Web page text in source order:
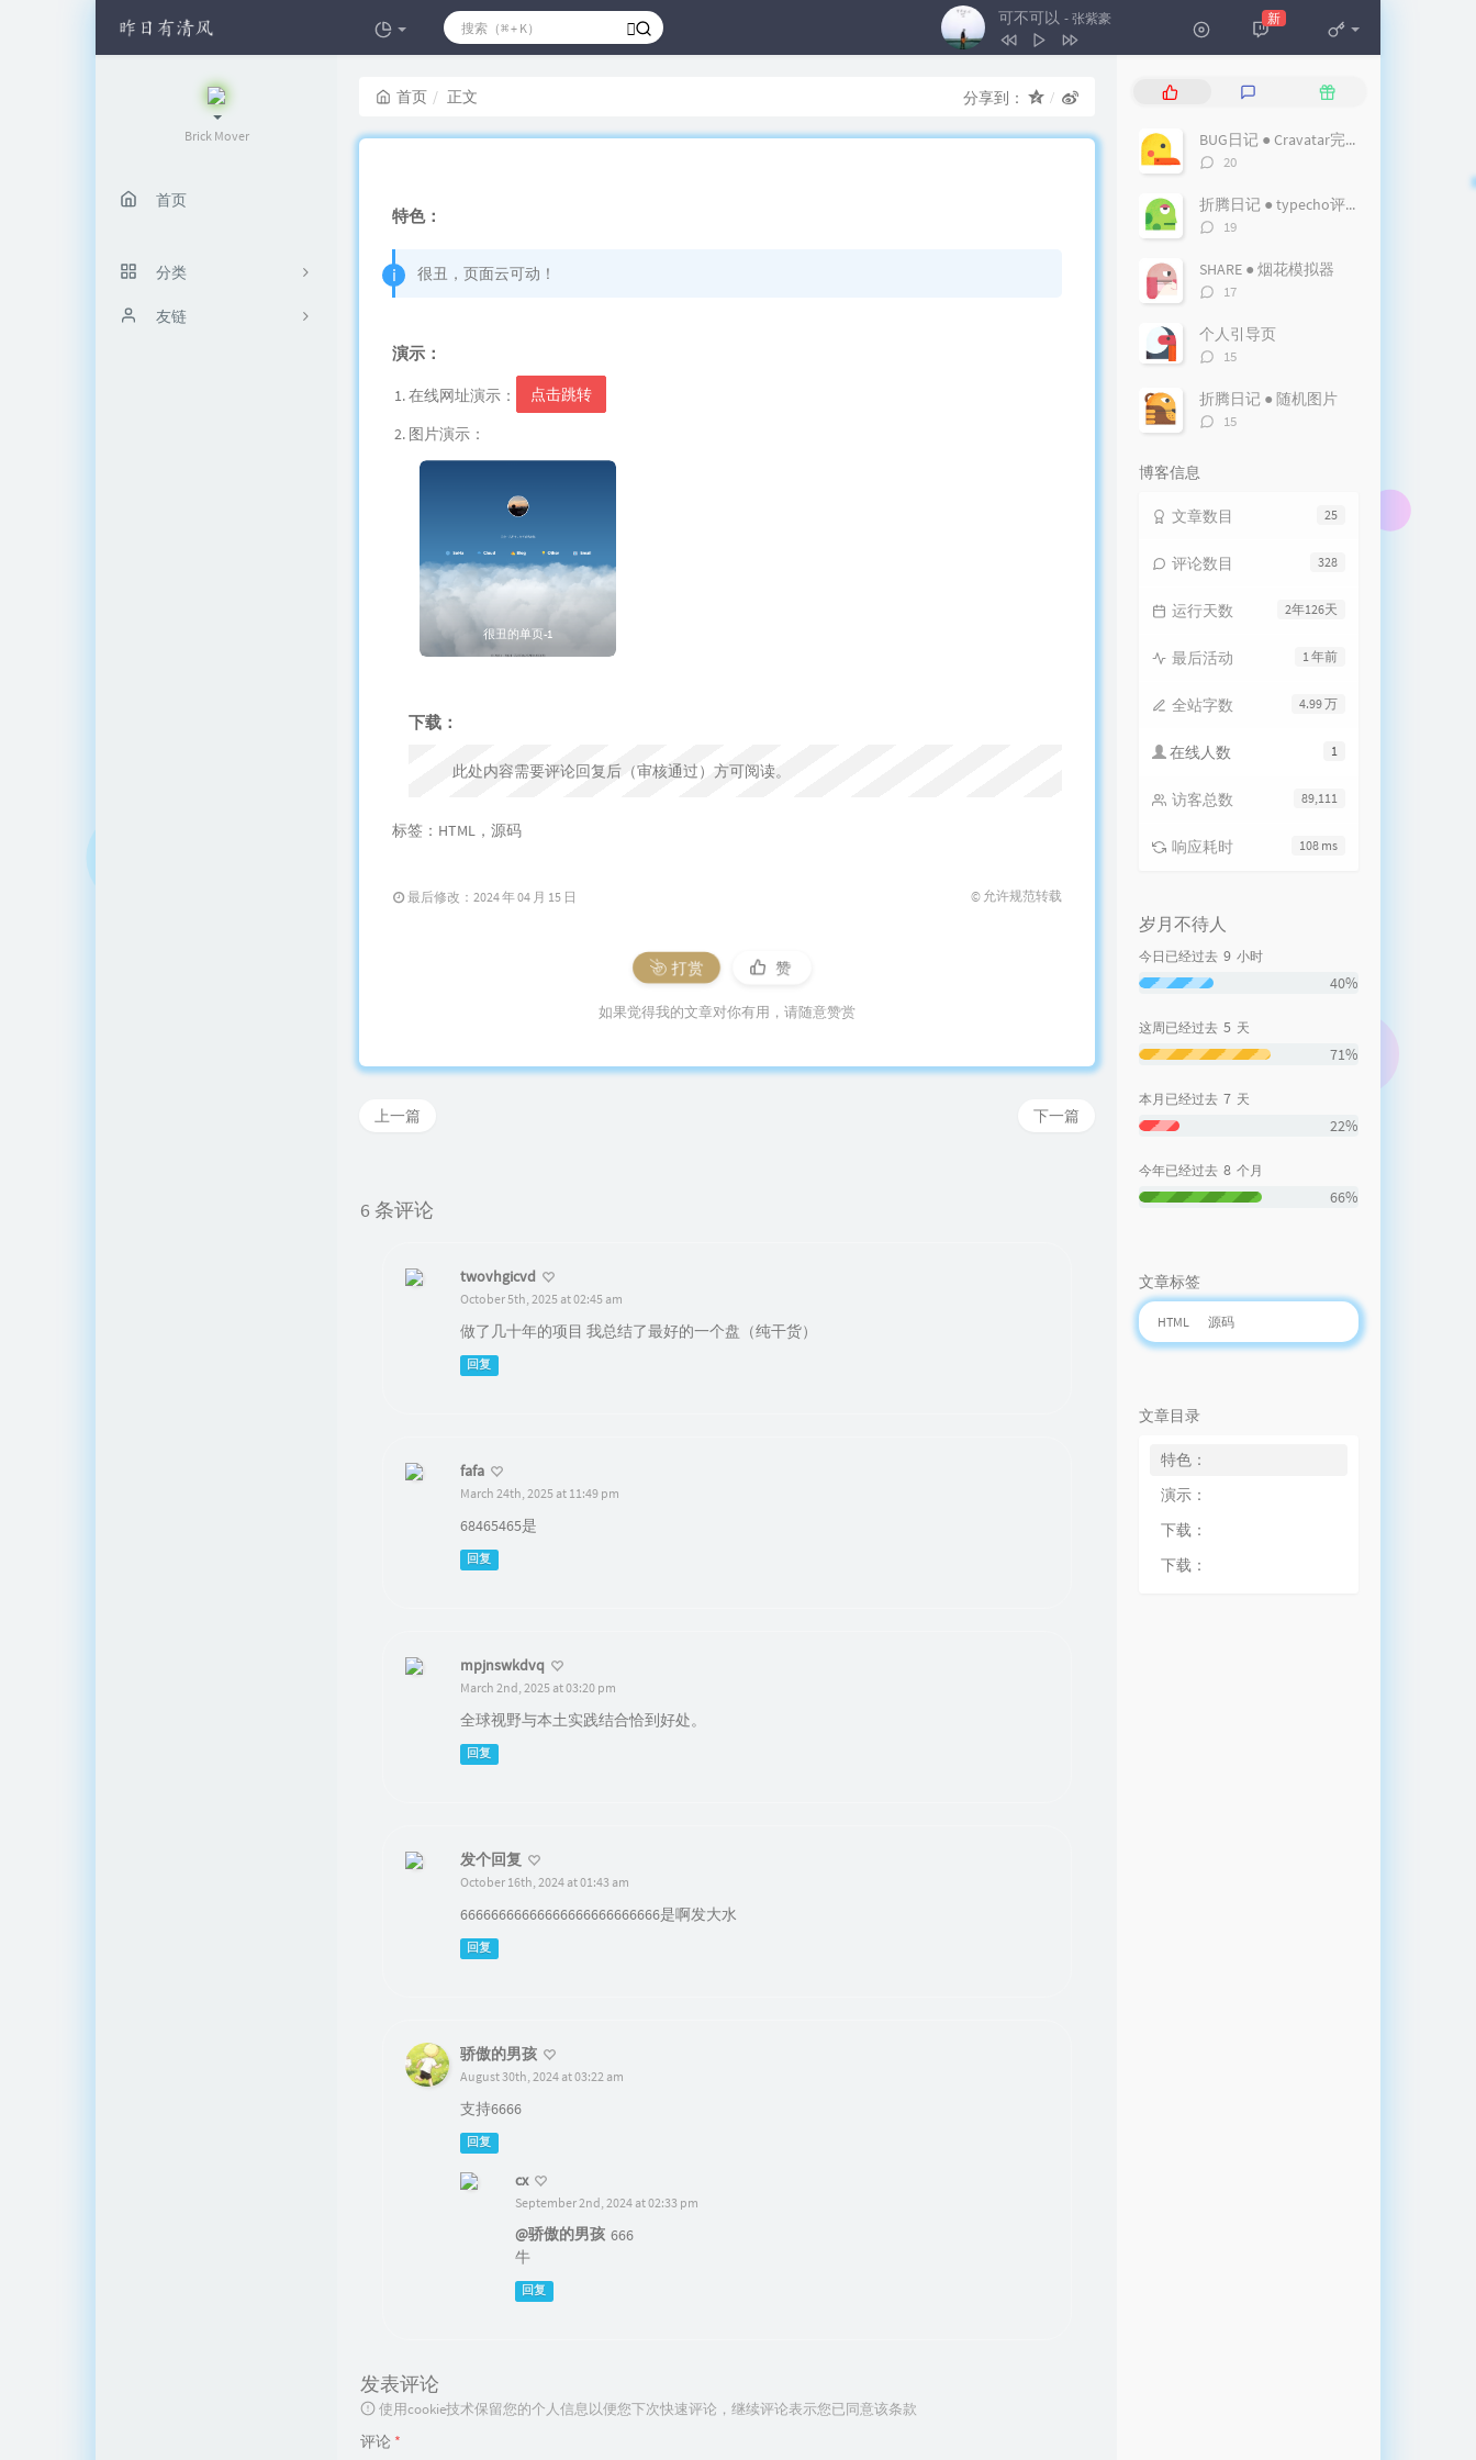
可不可以 - 张紫豪
2 云烟成雨 房东的猫
4 起风了 冯沁苑(买辣椒也用券)
5 纸短情长 烟把儿
暗杠
隔壁老樊
唐语鸣 / Wya乌鸦
林俊呈
任然
新
Brick Mover
首页
分类
胡言乱语
友链
首页 正文 分享到：
特色：
很丑，页面云可动！
演示：
在线网址演示：
点击跳转
图片演示：
很丑的单页-1
下载：
此处内容需要评论回复后（审核通过）方可阅读。
标签： HTML ， 源码
最后修改：2024 年 04 月 15 日 © 允许规范转载
打赏 赞
如果觉得我的文章对你有用，请随意赞赏
下一篇
上一篇
6 条评论
twovhgicvd
October 5th, 2025 at 02:45 am
做了几十年的项目 我总结了最好的一个盘（纯干货）
回复
fafa
March 24th, 2025 at 11:49 pm
68465465是
回复
mpjnswkdvq
March 2nd, 2025 at 03:20 pm
全球视野与本土实践结合恰到好处。
回复
发个回复
October 16th, 2024 at 01:43 am
66666666666666666666666666是啊发大水
回复
骄傲的男孩
August 30th, 2024 at 03:22 am
支持6666
回复
cx
September 2nd, 2024 at 02:33 pm
@骄傲的男孩 666
牛
回复
发表评论
使用cookie技术保留您的个人信息以便您下次快速评论，继续评论表示您已同意该条款
评论 *
热
章
评
随
文BUG日记 ● Cravatar完美解决Gravatar头像显示问题
评
数：
20
折腾日记 ● typecho评论区添加IP归属地显示
评
数：
19
SHARE ● 烟花模拟器
评
数：
17
个人引导页
评
数：
15
折腾日记 ● 随机图片
评
15
博客信息
25
文章数目
328
评论数目
2年126天
运行天数
1 年前
最后活动
4.99 万
全站字数
1
在线人数
89,111
访客总数
108 ms
响应耗时
岁月不待人
今日已经过去 9 小时
40%
这周已经过去 5 天
71%
本月已经过去 7 天
22%
今年已经过去 8 个月
66%
文章标签
HTML 源码
文章目录
特色：
演示：
下载：
下载：